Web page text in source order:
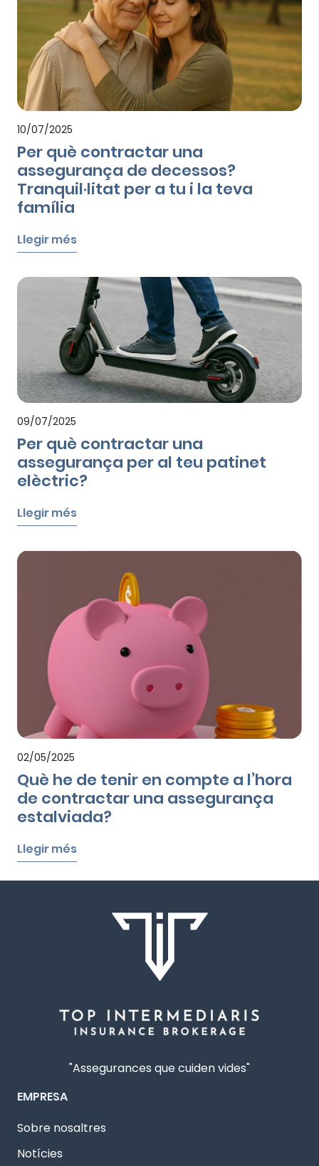
10/07/2025
Per què contractar una
assegurança de decessos?
Tranquil·litat per a tu i la teva
família
Llegir més
09/07/2025
Per què contractar una
assegurança per al teu patinet
elèctric?
Llegir més
02/05/2025
Què he de tenir en compte a l’hora
de contractar una assegurança
estalviada?
Llegir més
"Assegurances que cuiden vides"
EMPRESA
Sobre nosaltres
Notícies